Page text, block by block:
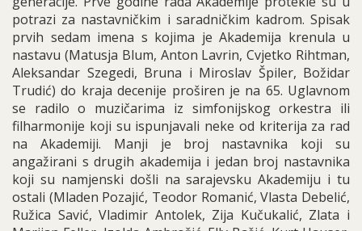
potrazi za nastavničkim i saradničkim kadrom. Spisak
prvih sedam imena s kojima je Akademija krenula u
nastavu (Matusja Blum, Anton Lavrin, Cvjetko Rihtman,
Aleksandar Szegedi, Bruna i Miroslav Špiler, Božidar
Trudić) do kraja decenije proširen je na 65. Uglavnom
se radilo o muzičarima iz simfonijskog orkestra ili
filharmonije koji su ispunjavali neke od kriterija za rad
na Akademiji. Manji je broj nastavnika koji su
angažirani s drugih akademija i jedan broj nastavnika
koji su namjenski došli na sarajevsku Akademiju i tu
ostali (Mladen Pozajić, Teodor Romanić, Vlasta Debelić,
Ružica Savić, Vladimir Antolek, Zija Kučukalić, Zlata i